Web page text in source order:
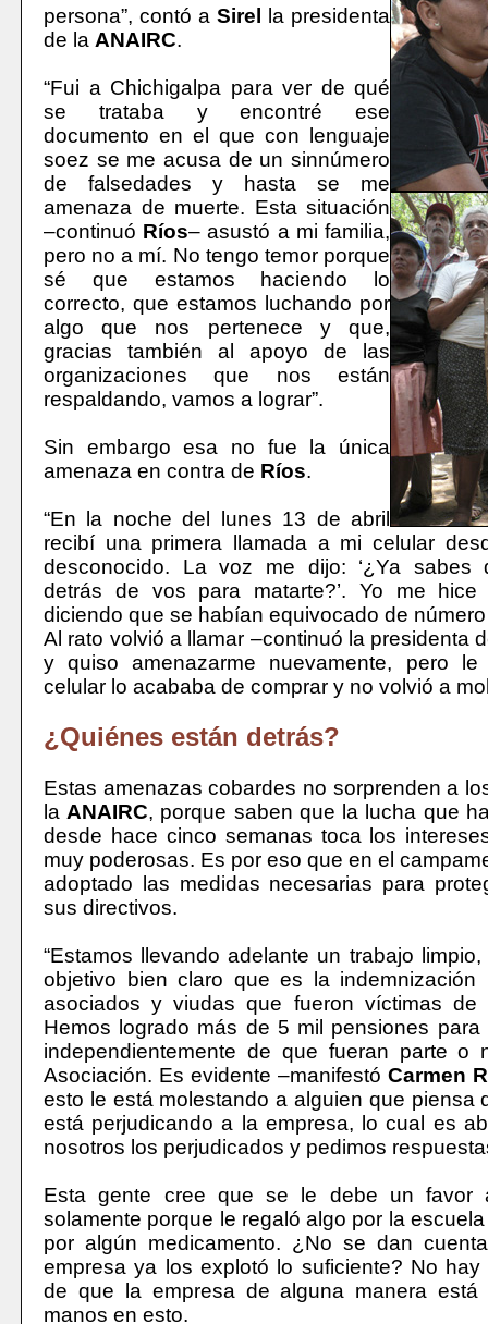
persona”, contó a Sirel
la presidenta
de la ANAIRC.
“Fui a Chichigalpa para ver de qué
se trataba y encontré ese
documento en el que con lenguaje
soez se me acusa de un sinnúmero
de falsedades y hasta se me
amenaza de muerte. Esta situación
–continuó Ríos– asustó a mi familia,
pero no a mí. No tengo temor porque
sé que estamos haciendo lo
correcto, que estamos luchando por
algo que nos pertenece y que,
gracias también al apoyo de las
organizaciones que nos están
respaldando, vamos a lograr”.
Sin embargo esa no fue la única
amenaza en contra de Ríos.
“En la noche del lunes 13 de abril
recibí una primera llamada a mi celular
desconocido. La voz me dijo: ‘¿Ya sabes
detrás de vos para matarte?’. Yo me hice
diciendo que se habían equivocado de
Al rato volvió a llamar –continuó la presidenta
y quiso amenazarme nuevamente, pero
celular lo acababa de comprar y no volvió a
¿Quiénes están detrás?
Estas amenazas cobardes no sorprenden a
la ANAIRC, porque saben que la lucha que
desde hace cinco semanas toca los
muy poderosas. Es por eso que en el
adoptado las medidas necesarias para
sus directivos.
“Estamos llevando adelante un trabajo
objetivo bien claro que es la indemnización
asociados y viudas que fueron víctimas de
Hemos logrado más de 5 mil pensiones para
independientemente de que fueran parte o
Asociación. Es evidente –manifestó Carmen
esto le está molestando a alguien que piensa
está perjudicando a la empresa, lo cual es
nosotros los perjudicados y pedimos
Esta gente cree que se le debe un favor
solamente porque le regaló algo por la
por algún medicamento. ¿No se dan
empresa ya los explotó lo suficiente? No
de que la empresa de alguna manera está
manos en esto.